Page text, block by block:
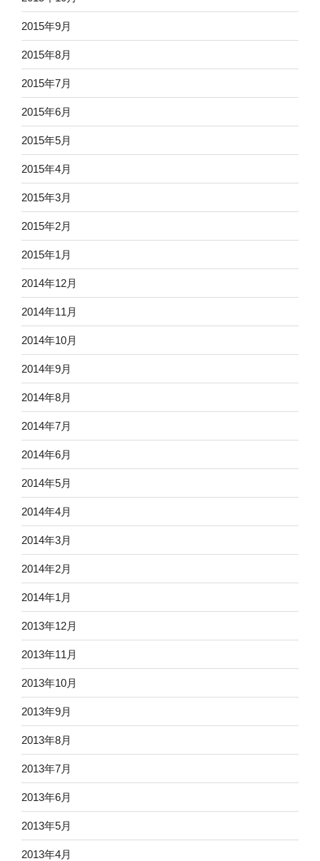
2015年9月
2015年8月
2015年7月
2015年6月
2015年5月
2015年4月
2015年3月
2015年2月
2015年1月
2014年12月
2014年11月
2014年10月
2014年9月
2014年8月
2014年7月
2014年6月
2014年5月
2014年4月
2014年3月
2014年2月
2014年1月
2013年12月
2013年11月
2013年10月
2013年9月
2013年8月
2013年7月
2013年6月
2013年5月
2013年4月